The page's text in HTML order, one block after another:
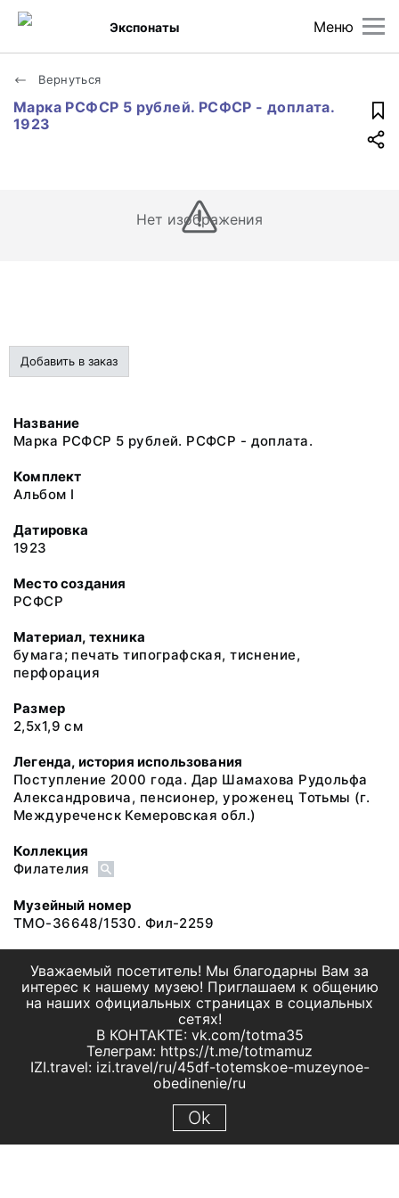
Меню
Экспонаты
Вернуться
Марка РСФСР 5 рублей. РСФСР - доплата.
1923
Нет изображения
Добавить в заказ
Название
Марка РСФСР 5 рублей. РСФСР - доплата.
Комплект
Альбом I
Датировка
1923
Место создания
РСФСР
Материал, техника
бумага; печать типографская, тиснение,
перфорация
Размер
2,5х1,9 см
Легенда, история использования
Поступление 2000 года. Дар Шамахова Рудольфа
Александровича, пенсионер, уроженец Тотьмы (г.
Междуреченск Кемеровская обл.)
Коллекция
Филателия
Музейный номер
ТМО-36648/1530. Фил-2259
Уважаемый посетитель! Мы благодарны Вам за
интерес к нашему музею! Приглашаем к общению
на наших официальных страницах в социальных
сетях!
В КОНТАКТЕ: vk.com/totma35
Телеграм: https://t.me/totmamuz
IZI.travel: izi.travel/ru/45df-totemskoe-muzeynoe-
obedinenie/ru
Ok